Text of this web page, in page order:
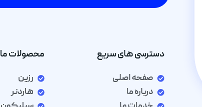
دسترسی های سریع
صفحه اصلی
درباره ما
محصولات ما
رزین
هاردنر